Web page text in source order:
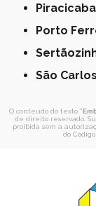
Piracicaba
Porto
São Carlos
O conteúdo do texto "
de direito reservado.
proibida sem a
do